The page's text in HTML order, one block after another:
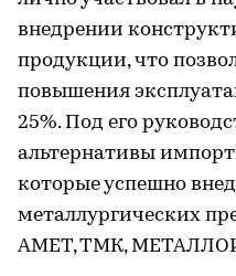
внедрении
продукции, что
повышения
25%. Под его
альтернативы
которые успешно
металлургических
АМЕТ, ТМК,